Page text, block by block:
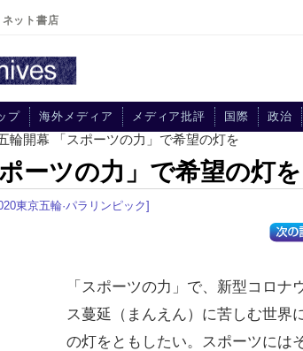
ネット書店
プ 海外メディア メディア批評 国際 政治
輪開幕 「スポーツの力」で希望の灯を
ーツの力」で希望の灯を
東京五輪·パラリンピック]
「スポーツの力」で、新型コロナ
ス蔓延（まんえん）に苦しむ世界
の灯をともしたい。スポーツには